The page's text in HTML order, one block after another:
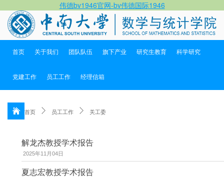
伟德bv1946官网-bv伟德国际1946
首页 关于我们 团队队伍 旗下产业 研究生教育 科学研究
党建工作 员工工作 经理信箱
首页 员工工作 关工委
解龙杰教授学术报告
2025年11月04日
夏志宏教授学术报告